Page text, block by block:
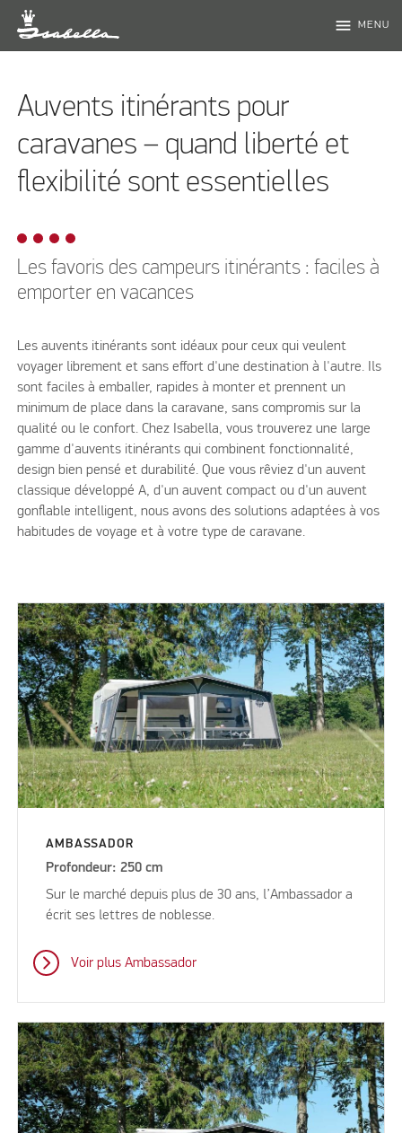
menu MENU
Auvents itinérants pour
caravanes – quand liberté et
flexibilité sont essentielles
Les favoris des campeurs itinérants : faciles à
emporter en vacances
Les auvents itinérants sont idéaux pour ceux qui veulent
voyager librement et sans effort d'une destination à l'autre. Ils
sont faciles à emballer, rapides à monter et prennent un
minimum de place dans la caravane, sans compromis sur la
qualité ou le confort. Chez Isabella, vous trouverez une large
gamme d'auvents itinérants qui combinent fonctionnalité,
design bien pensé et durabilité. Que vous rêviez d'un auvent
classique développé A, d'un auvent compact ou d'un auvent
gonflable intelligent, nous avons des solutions adaptées à vos
habitudes de voyage et à votre type de caravane.
AMBASSADOR
Profondeur: 250 cm
Sur le marché depuis plus de 30 ans, l’Ambassador a
écrit ses lettres de noblesse.
Voir plus Ambassador